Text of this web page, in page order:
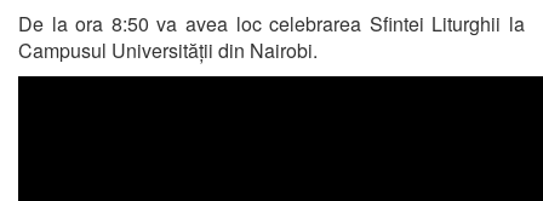
De la ora 8:50 va avea loc celebrarea Sfintei Liturghii la
Campusul Universității din Nairobi.